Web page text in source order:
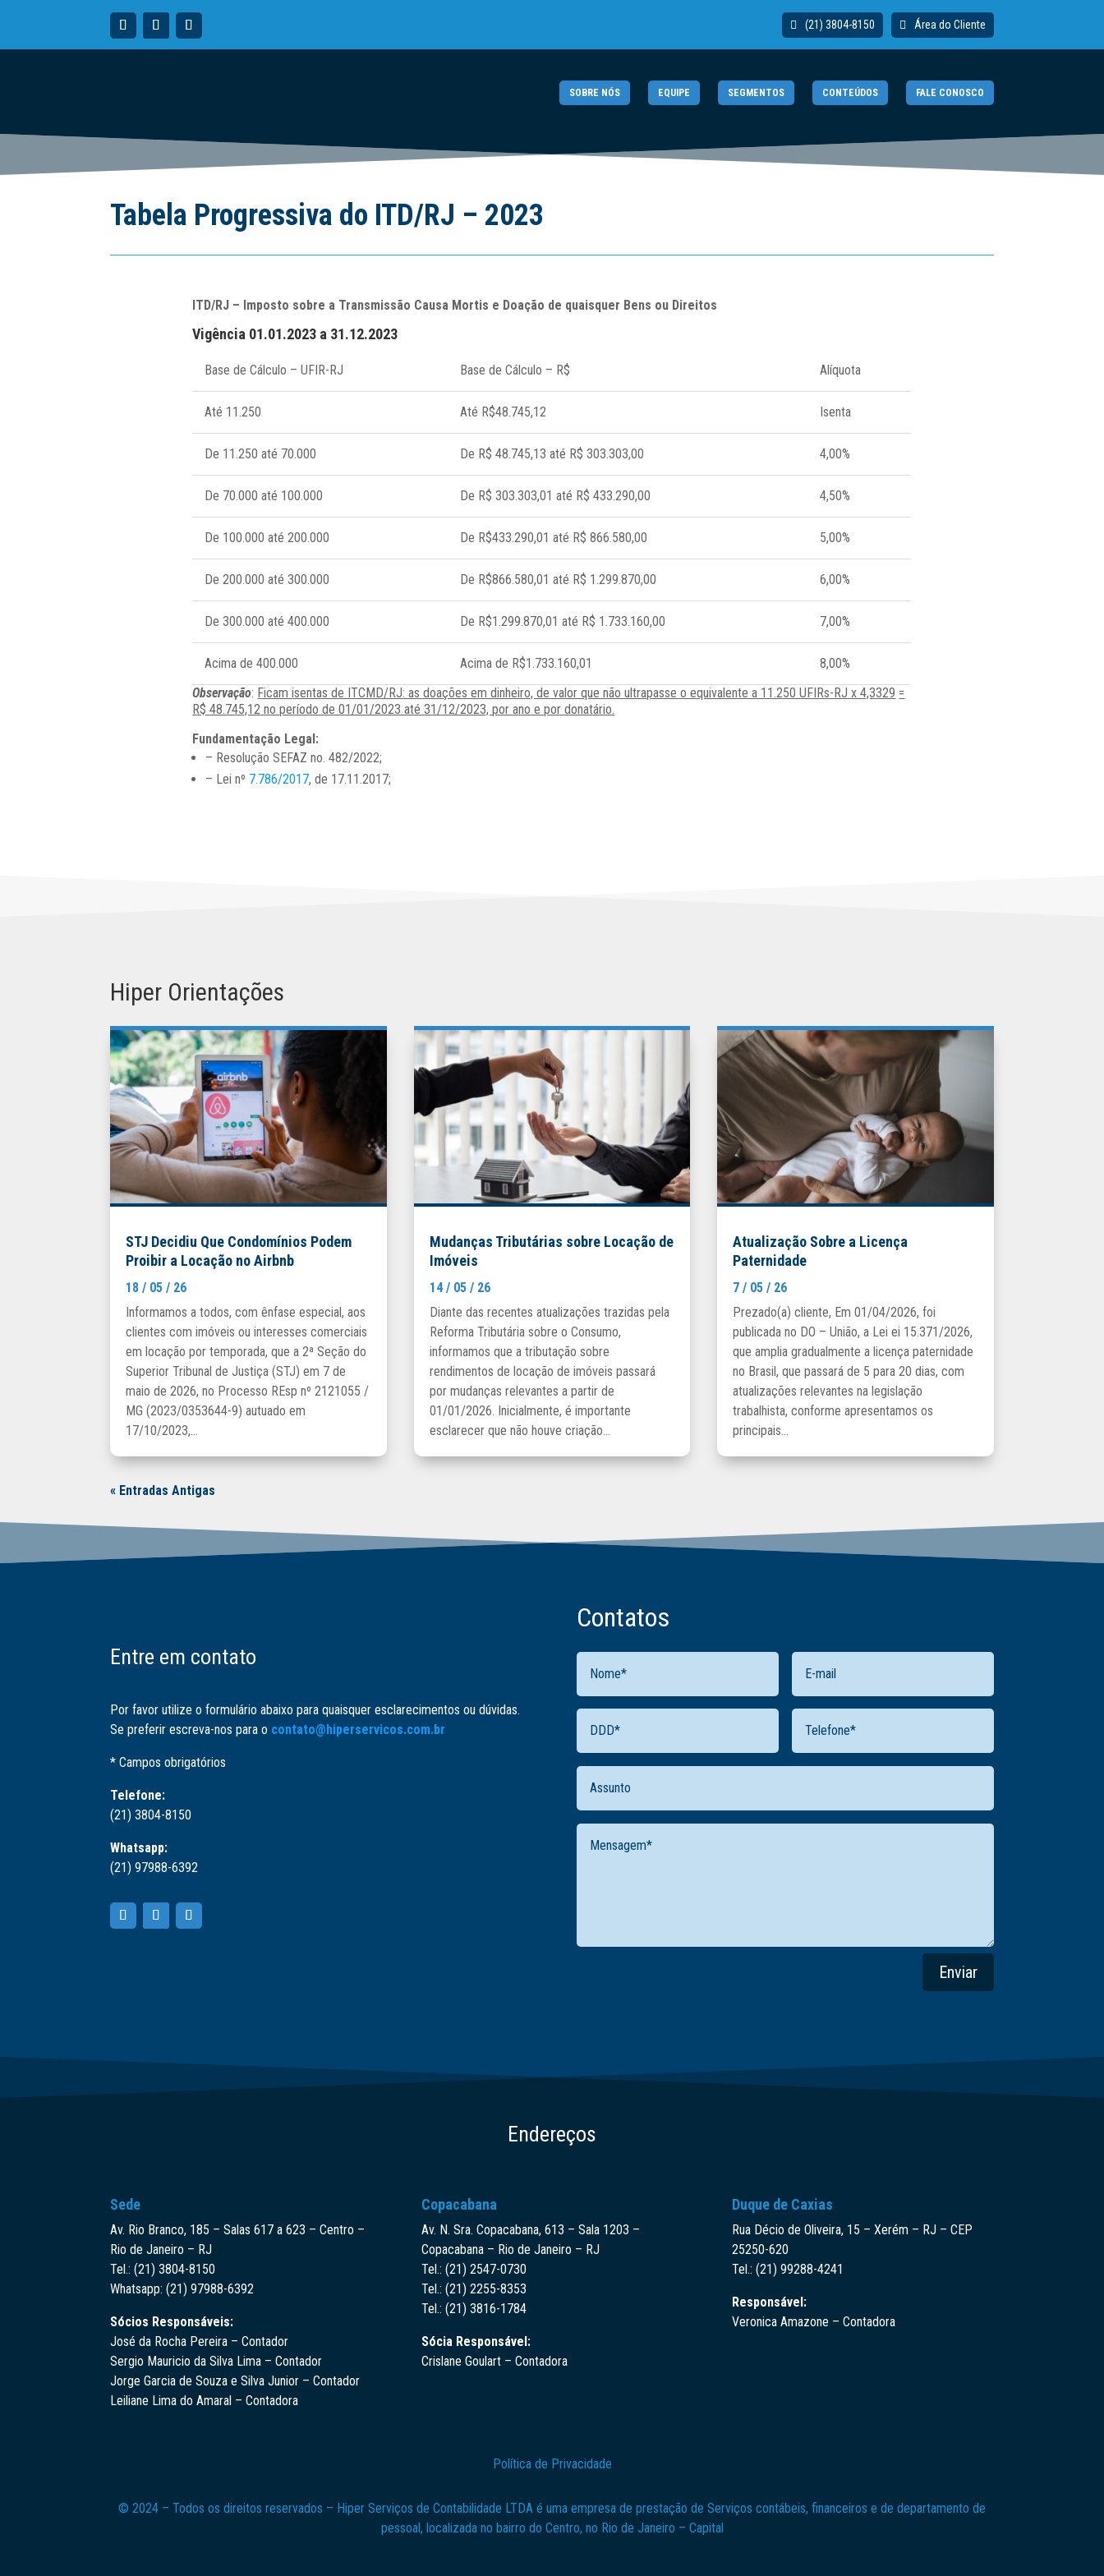
(21) 3804-8150 Área do Cliente
SOBRE NÓS EQUIPE SEGMENTOS CONTEÚDOS FALE CONOSCO
Tabela Progressiva do ITD/RJ – 2023
ITD/RJ – Imposto sobre a Transmissão Causa Mortis e Doação de quaisquer Bens ou Direitos
Vigência 01.01.2023 a 31.12.2023
Base de Cálculo – UFIR-RJ Base de Cálculo – R$ Alíquota
Até 11.250 Até R$48.745,12 Isenta
De 11.250 até 70.000 De R$ 48.745,13 até R$ 303.303,00 4,00%
De 70.000 até 100.000 De R$ 303.303,01 até R$ 433.290,00 4,50%
De 100.000 até 200.000 De R$433.290,01 até R$ 866.580,00 5,00%
De 200.000 até 300.000 De R$866.580,01 até R$ 1.299.870,00 6,00%
De 300.000 até 400.000 De R$1.299.870,01 até R$ 1.733.160,00 7,00%
Acima de 400.000 Acima de R$1.733.160,01
8,00%
Observação: Ficamisentas de ITCMD/RJ: as doações em dinheiro, de valor que não ultrapasse o equivalente a 11.250 UFIRs-RJ x 4,3329 =
R$48.745,12 no período de 01/01/2023 até 31/12/2023,por ano e por donatário.
Fundamentação Legal:
– Resolução SEFAZ no. 482/2022;
– Lei nº 7.786/2017, de 17.11.2017;
Hiper Orientações
STJ Decidiu Que Condomínios Podem
Proibir a Locação no Airbnb
18 / 05 / 26
Informamos a todos, com ênfase especial, aos
clientes com imóveis ou interesses comerciais
em locação por temporada, que a 2ª Seção do
Superior Tribunal de Justiça (STJ) em 7 de
maio de 2026, no Processo REsp nº 2121055 /
MG (2023/0353644-9) autuado em
17/10/2023,...
Mudanças Tributárias sobre Locação de
Imóveis
14 / 05 / 26
Diante das recentes atualizações trazidas pela
Reforma Tributária sobre o Consumo,
informamos que a tributação sobre
rendimentos de locação de imóveis passará
por mudanças relevantes a partir de
01/01/2026. Inicialmente, é importante
esclarecer que não houve criação...
Atualização Sobre a Licença
Paternidade
7 / 05 / 26
Prezado(a) cliente, Em 01/04/2026, foi
publicada no DO – União, a Lei ei 15.371/2026,
que amplia gradualmente a licença paternidade
no Brasil, que passará de 5 para 20 dias, com
atualizações relevantes na legislação
trabalhista, conforme apresentamos os
principais...
« Entradas Antigas
Entre em contato
Por favor utilize o formulário abaixo para quaisquer esclarecimentos ou dúvidas.
Se preferir escreva-nos para o contato@hiperservicos.com.br
* Campos obrigatórios
Telefone:
(21) 3804-8150
Whatsapp:
(21) 97988-6392
Contatos
Enviar
Endereços
Sede
Av. Rio Branco, 185 – Salas 617 a 623 – Centro –
Rio de Janeiro – RJ
Tel.: (21) 3804-8150
Whatsapp: (21) 97988-6392
Sócios Responsáveis:
José da Rocha Pereira – Contador
Sergio Mauricio da Silva Lima – Contador
Jorge Garcia de Souza e Silva Junior – Contador
Leiliane Lima do Amaral – Contadora
Copacabana
Av. N. Sra. Copacabana, 613 – Sala 1203 –
Copacabana – Rio de Janeiro – RJ
Tel.: (21) 2547-0730
Tel.: (21) 2255-8353
Tel.: (21) 3816-1784
Sócia Responsável:
Crislane Goulart – Contadora
Duque de Caxias
Rua Décio de Oliveira, 15 – Xerém – RJ – CEP
25250-620
Tel.: (21) 99288-4241
Responsável:
Veronica Amazone – Contadora
Política de Privacidade
© 2024 – Todos os direitos reservados – Hiper Serviços de Contabilidade LTDA é uma empresa de prestação de Serviços contábeis, financeiros e de departamento de
pessoal, localizada no bairro do Centro, no Rio de Janeiro – Capital